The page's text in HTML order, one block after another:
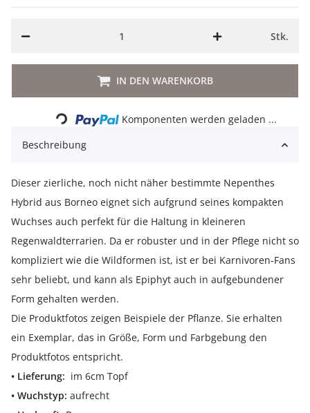
Stk.
IN DEN WARENKORB
Loading...
Komponenten werden geladen ...
Beschreibung
Dieser zierliche, noch nicht näher bestimmte Nepenthes
Hybrid aus Borneo eignet sich aufgrund seines kompakten
Wuchses auch perfekt für die Haltung in kleineren
Regenwaldterrarien. Da er robuster und in der Pflege nicht so
kompliziert wie die Wildformen ist, ist er bei Karnivoren-Fans
sehr beliebt, und kann als Epiphyt auch in aufgebundener
Form gehalten werden.
Die Produktfotos zeigen Beispiele der Pflanze. Sie erhalten
ein Exemplar, das in Größe, Form und Farbgebung den
Produktfotos entspricht.
• Lieferung: im 6cm Topf
• Wuchstyp: aufrecht